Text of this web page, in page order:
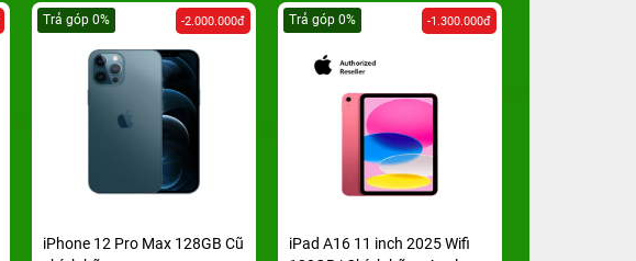
Trả góp 0% -2.000.000đ
iPhone 12 Pro Max 128GB Cũ
Trả góp 0% -1.300.000đ
iPad A16 11 inch 2025 Wifi